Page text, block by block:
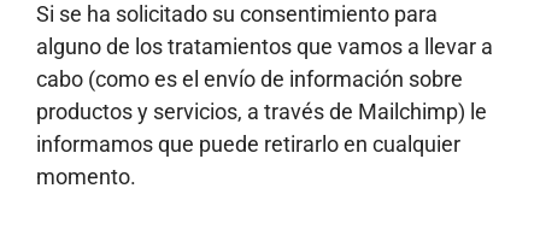
Si se ha solicitado su consentimiento para
alguno de los tratamientos que vamos a llevar a
cabo (como es el envío de información sobre
productos y servicios, a través de Mailchimp) le
informamos que puede retirarlo en cualquier
momento.